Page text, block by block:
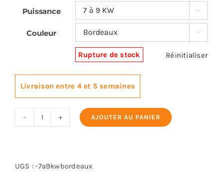
Puissance 
Couleur 
Rupture de stock Réinitialiser
Livraison entre 4 et 5 semaines
ROSETTA
AJOUTER AU PANIER
UGS :-7a9kwbordeaux